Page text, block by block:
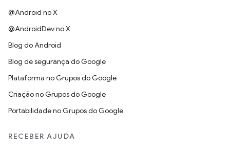
@Android no X
@AndroidDev no X
Blog do Android
Blog de segurança do Google
Plataforma no Grupos do Google
Criação no Grupos do Google
Portabilidade no Grupos do Google
RECEBER AJUDA